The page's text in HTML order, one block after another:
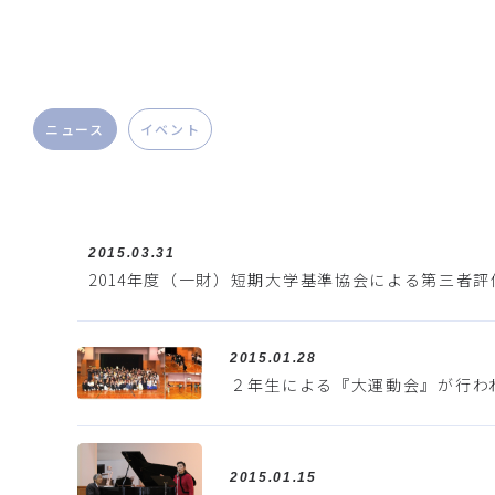
ニュース イベント
2015.03.31
2014年度（一財）短期大学基準協会による第三者評
2015.01.28
２年生による『大運動会』が行わ
2015.01.15